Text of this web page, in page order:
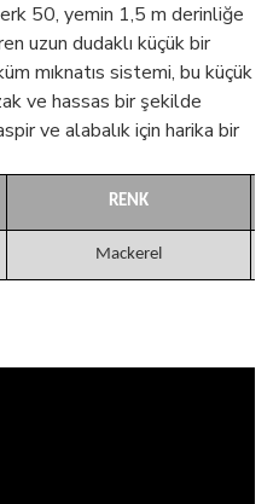
50, yemin 1,5 m derinliğe
uzun dudaklı küçük bir
mıknatıs sistemi, bu küçük
ve hassas bir şekilde
ve alabalık için harika bir
RENK
Mackerel